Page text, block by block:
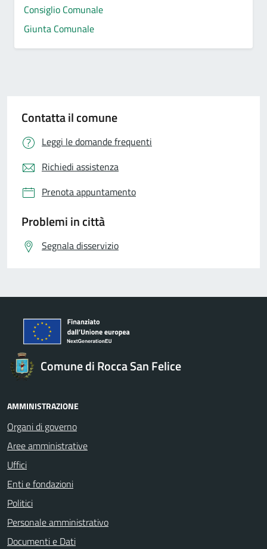
Consiglio Comunale
Giunta Comunale
Contatta il comune
Leggi le domande frequenti
Richiedi assistenza
Prenota appuntamento
Problemi in città
Segnala disservizio
Comune di Rocca San Felice
AMMINISTRAZIONE
Organi di governo
Aree amministrative
Uffici
Enti e fondazioni
Politici
Personale amministrativo
Documenti e Dati